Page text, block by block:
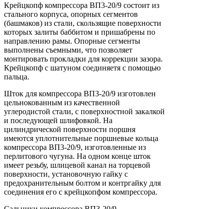
Крейцкопф компрессора ВП3-20/9 состоит из
стального корпуса, опорных сегментов
(башмаков) из стали, скользящие поверхности
которых залиты баббитом и пришабрены по
направлению рамы. Опорные сегменты
выполнены съемными, что позволяет
монтировать прокладки для коррекции зазора.
Крейцкопф с шатуном соединяетя с помощью
пальца.
Шток для компрессора ВП3-20/9 изготовлен
цельнокованным из качественной
углеродистой стали, с поверхностной закалкой
и последующей шлифовкой. На
цилиндрической поверхности поршня
имеются уплотнительные поршневые кольца
компрессора ВП3-20/9, изготовленные из
перлитового чугуна. На одном конце шток
имеет резьбу, шлицевой канал на торцевой
поверхности, установочную гайку с
предохранительным болтом и контргайку для
соединения его с крейцкопфом компрессора.